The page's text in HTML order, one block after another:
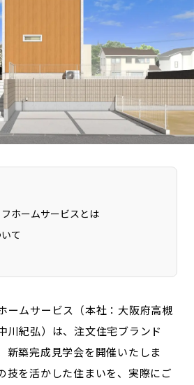
石川エリア
岐阜エリア
愛知エリア
滋賀エリア
大阪市エリア
福岡エリア
長崎エリア
大分エリア
鹿児島エリア
ホームサービスとは
て
ームサービス（本社：大阪府高槻
川紀弘）は、注文住宅ブランド
新築完成見学会を開催いたしま
技を活かした住まいを、実際にご